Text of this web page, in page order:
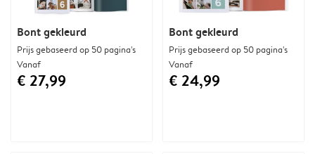
Bont gekleurd
Prijs gebaseerd op 50 pagina's
Vanaf
€ 27,99
Bont gekleurd
Prijs gebaseerd op 50 pagina's
Vanaf
€ 24,99